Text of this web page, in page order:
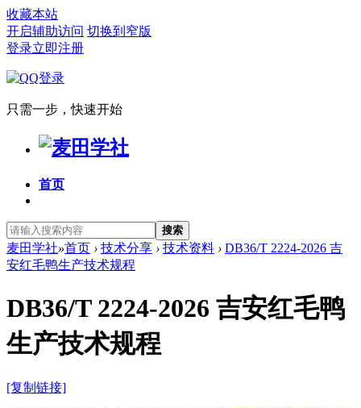
收藏本站
开启辅助访问 切换到窄版
登录立即注册
只需一步，快速开始
首页
搜索
麦田学社»首页 › 技术分享 › 技术资料 › DB36/T 2224-2026 吉
安红毛鸭生产技术规程
DB36/T 2224-2026 吉安红毛鸭
生产技术规程
[复制链接]